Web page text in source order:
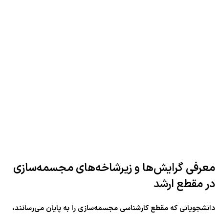
معرفی گرایش‌ها و زیرشاخه‌های مجسمه‌سازی
در مقطع ارشد
دانشجویانی که مقطع کارشناسی مجسمه‌سازی را به پایان می‌رسانند،